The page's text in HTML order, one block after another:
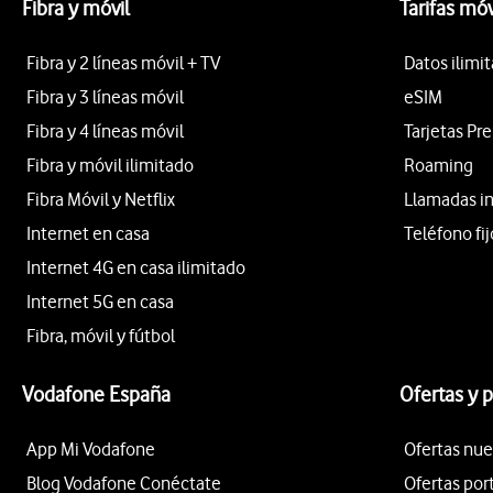
Fibra y móvil
Fibra y 2 líneas móvil + TV
Fibra y 3 líneas móvil
Fibra y 4 líneas móvil
Fibra y móvil ilimitado
Fibra Móvil y Netflix
Internet en casa
Internet 4G en casa ilimitado
Internet 5G en casa
Fibra, móvil y fútbol
Tarifas
Datos
eSIM
Tarjetas
Roaming
Llamadas
Teléfono
Vodafone España
App Mi Vodafone
Blog Vodafone Conéctate
Ofertas y
Ofertas
Ofertas